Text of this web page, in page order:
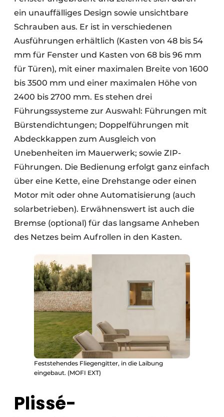
ein unauffälliges Design sowie unsichtbare
Schrauben aus. Er ist in verschiedenen
Ausführungen erhältlich (Kasten von 48 bis 54
mm für Fenster und Kasten von 68 bis 96 mm
für Türen), mit einer maximalen Breite von 1600
bis 3500 mm und einer maximalen Höhe von
2400 bis 2700 mm. Es stehen drei
Führungssysteme zur Auswahl: Führungen mit
Bürstendichtungen; Doppelführungen mit
Abdeckkappen zum Ausgleich von
Unebenheiten im Mauerwerk; sowie ZIP-
Führungen. Die Bedienung erfolgt ganz einfach
über eine Kette, eine Drehstange oder einen
Motor mit oder ohne Automatisierung (auch
solarbetrieben). Erwähnenswert ist auch die
Bremse (optional) für das langsame Anheben
des Netzes beim Aufrollen in den Kasten.
Feststehendes Fliegengitter, in die Laibung
eingebaut. (MOFI EXT)
Plissé-